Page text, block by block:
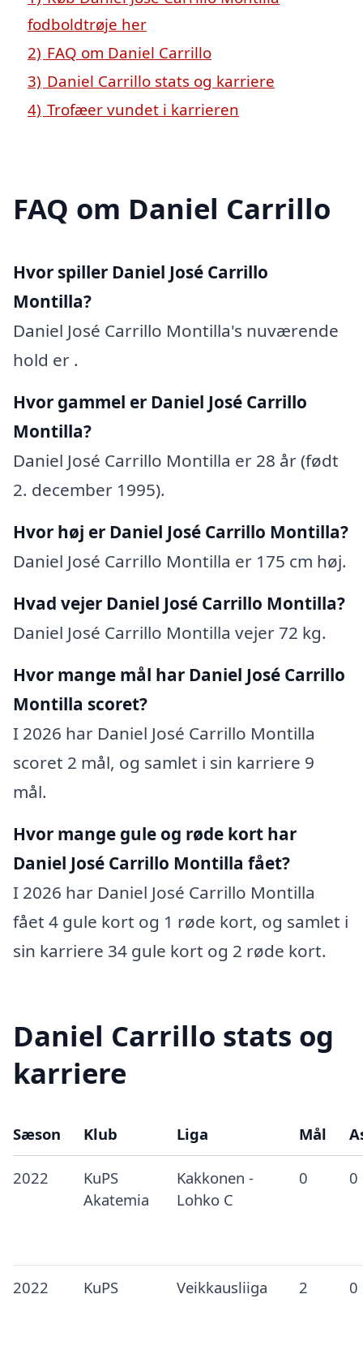
fodboldtrøje her
2) FAQ om Daniel Carrillo
3) Daniel Carrillo stats og karriere
4) Trofæer vundet i karrieren
FAQ om Daniel Carrillo
Hvor spiller Daniel José Carrillo
Montilla?
Daniel José Carrillo Montilla's nuværende
hold er .
Hvor gammel er Daniel José Carrillo
Montilla?
Daniel José Carrillo Montilla er 28 år (født
2. december 1995).
Hvor høj er Daniel José Carrillo Montilla?
Daniel José Carrillo Montilla er 175 cm høj.
Hvad vejer Daniel José Carrillo Montilla?
Daniel José Carrillo Montilla vejer 72 kg.
Hvor mange mål har Daniel José Carrillo
Montilla scoret?
I 2026 har Daniel José Carrillo Montilla
scoret 2 mål, og samlet i sin karriere 9
mål.
Hvor mange gule og røde kort har
Daniel José Carrillo Montilla fået?
I 2026 har Daniel José Carrillo Montilla
fået 4 gule kort og 1 røde kort, og samlet i
sin karriere 34 gule kort og 2 røde kort.
Daniel Carrillo stats og
karriere
Sæson Klub Liga Mål
2022
KuPS
Akatemia
Kakkonen -
Lohko C
0 0
2022 KuPS Veikkausliiga 2 0